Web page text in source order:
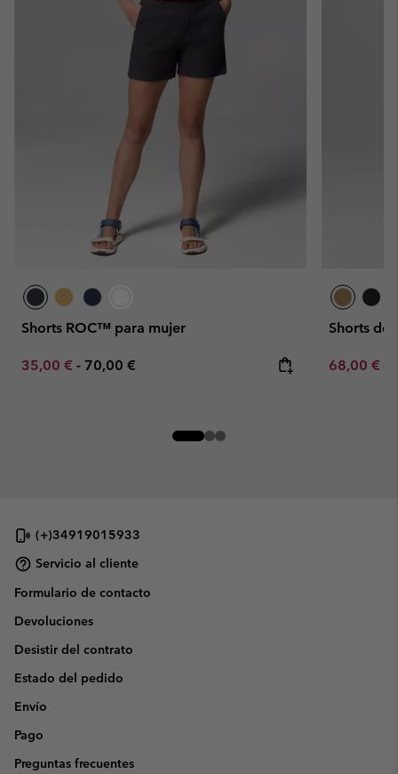
Shorts ROC™ para mujer
Minimum sale price:
35,00 € - Maximum price:
70,00 €
Shorts de
Sale price:
68,00 €
(+)34919015933
Servicio al cliente
Formulario de contacto
Devoluciones
Desistir del contrato
Estado del pedido
Envío
Pago
Preguntas frecuentes